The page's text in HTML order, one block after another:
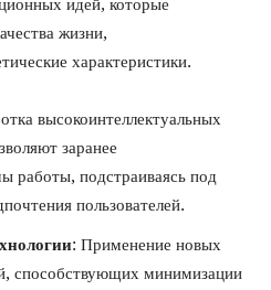
идей, которые
жизни,
характеристики.
высокоинтеллектуальных
заранее
работы, подстраиваясь под
пользователей.
: Применение новых
способствующих минимизации